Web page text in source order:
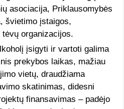
asociacija, Priklausomybės
švietimo įstaigos,
organizacijos.
įsigyti ir vartoti galima
prekybos laikas, mažiau
vietų, draudžiama
skatinimas, didesni
finansavimas – padėjo